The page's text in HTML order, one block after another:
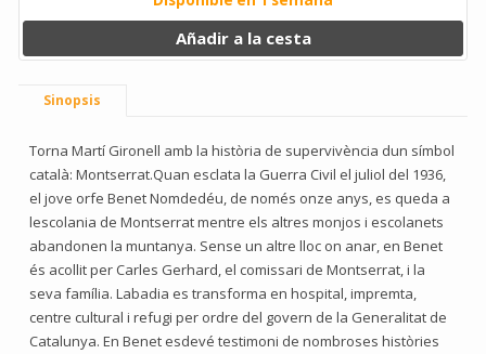
Añadir a la cesta
Sinopsis
Torna Martí Gironell amb la història de supervivència dun símbol
català: Montserrat.Quan esclata la Guerra Civil el juliol del 1936,
el jove orfe Benet Nomdedéu, de només onze anys, es queda a
lescolania de Montserrat mentre els altres monjos i escolanets
abandonen la muntanya. Sense un altre lloc on anar, en Benet
és acollit per Carles Gerhard, el comissari de Montserrat, i la
seva família. Labadia es transforma en hospital, impremta,
centre cultural i refugi per ordre del govern de la Generalitat de
Catalunya. En Benet esdevé testimoni de nombroses històries